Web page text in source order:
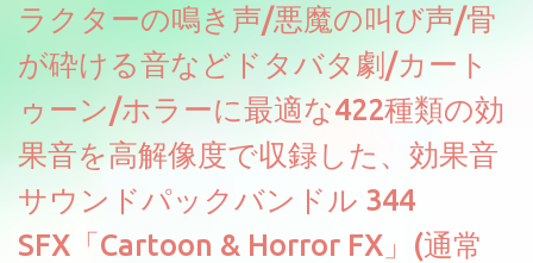
ラクターの鳴き声/悪魔の叫び声/骨
が砕ける音などドタバタ劇/カート
ゥーン/ホラーに最適な422種類の効
果音を高解像度で収録した、効果音
サウンドパックバンドル 344
SFX「Cartoon & Horror FX」(通常